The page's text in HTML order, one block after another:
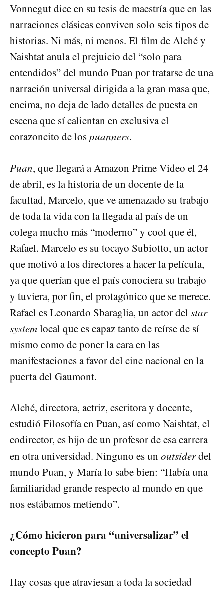
Vonnegut dice en su tesis de maestría que en las
narraciones clásicas conviven solo seis tipos de
historias. Ni más, ni menos. El film de Alché y
Naishtat anula el prejuicio del “solo para
entendidos” del mundo Puan por tratarse de una
narración universal dirigida a la gran masa que,
encima, no deja de lado detalles de puesta en
escena que sí calientan en exclusiva el
corazoncito de lospuanners.
Puan, que llegará a Amazon Prime Video el 24
de abril, es la historia de un docente de la
facultad, Marcelo, que ve amenazado su trabajo
de toda la vida con la llegada al país de un
colega mucho más “moderno” y cool que él,
Rafael. Marcelo es su tocayo Subiotto, un actor
que motivó a los directores a hacer la película,
ya que querían que el país conociera su trabajo
y tuviera, por fin, el protagónico que se merece.
Rafael es Leonardo Sbaraglia, un actor delstar
systemlocal que es capaz tanto de reírse de sí
mismo como de poner la cara en las
manifestaciones a favor del cine nacional en la
puerta del Gaumont.
Alché, directora, actriz, escritora y docente,
estudió Filosofía en Puan, así como Naishtat, el
codirector, es hijo de un profesor de esa carrera
en otra universidad. Ninguno es un outsiderdel
mundo Puan, y María lo sabe bien: “Había una
familiaridad grande respecto al mundo en que
nos estábamos metiendo”.
¿Cómo hicieron para “universalizar” el
concepto Puan?
Hay cosas que atraviesan a toda la sociedad